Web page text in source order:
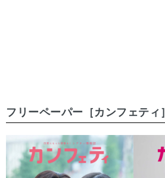
フリーペーパー［カンフェティ］